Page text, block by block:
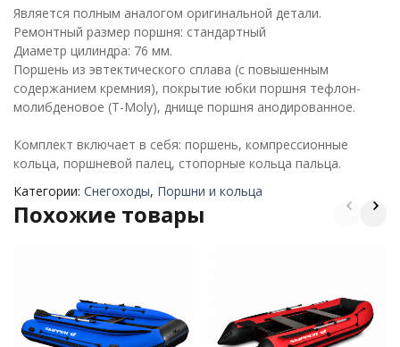
Является полным аналогом оригинальной детали.
Ремонтный размер поршня: стандартный
Диаметр цилиндра: 76 мм.
Поршень из эвтектического сплава (с повышенным
содержанием кремния), покрытие юбки поршня тефлон-
молибденовое (T-Moly), днище поршня анодированное.
Комплект включает в себя: поршень, компрессионные
кольца, поршневой палец, стопорные кольца пальца.
Категории: Снегоходы, Поршни и кольца
Похожие товары